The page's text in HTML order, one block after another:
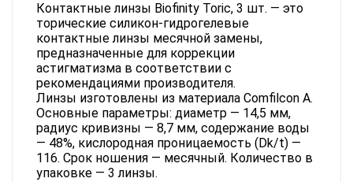
Контактные линзы Biofinity Toric, 3 шт. — это
торические силикон-гидрогелевые
контактные линзы месячной замены,
предназначенные для коррекции
астигматизма в соответствии с
рекомендациями производителя.
Линзы изготовлены из материала Comfilcon A.
Основные параметры: диаметр — 14,5 мм,
радиус кривизны — 8,7 мм, содержание воды
— 48%, кислородная проницаемость (Dk/t) —
116. Срок ношения — месячный. Количество в
упаковке — 3 линзы.